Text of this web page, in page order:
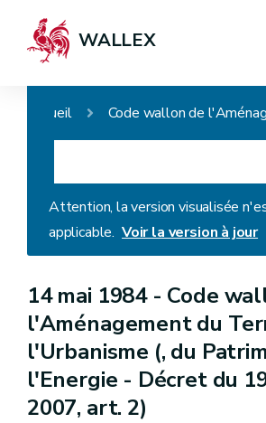
WALLEX
Accueil
Attention, la version visualisée
applicable. Voir la version à jour
14 mai 1984 - Code
l'Aménagement du
l'Urbanisme (, du
l'Energie - Décret du
2007, art. 2)